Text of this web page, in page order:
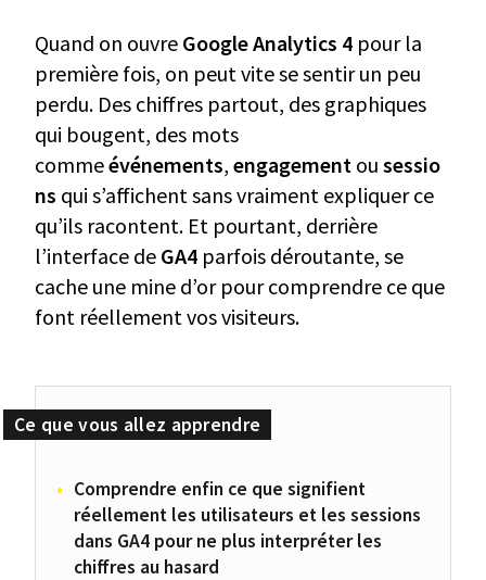
Quand on ouvre Google Analytics 4 pour la
première fois, on peut vite se sentir un peu
perdu. Des chiffres partout, des graphiques
qui bougent, des mots
commeévénements, engagement ou sessio
ns qui s’affichent sans vraiment expliquer ce
qu’ils racontent. Et pourtant, derrière
l’interface de GA4 parfois déroutante, se
cache une mine d’or pour comprendre ce que
font réellement vos visiteurs.
Comprendre enfin ce que signifient
réellement les utilisateurs et les sessions
dans GA4 pour ne plus interpréter les
chiffres au hasard